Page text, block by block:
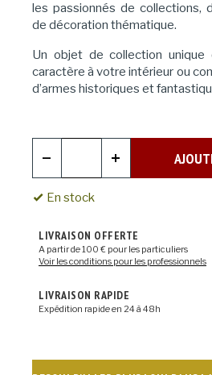
les passionnés de collections,
de décoration thématique.
Un objet de collection unique
caractère à votre intérieur ou
d’armes historiques et
En stock
LIVRAISON OFFERTE
A partir de 100 € pour les particuliers
Voir les conditions pour les professionnels
LIVRAISON RAPIDE
Expédition rapide en 24 à 48h